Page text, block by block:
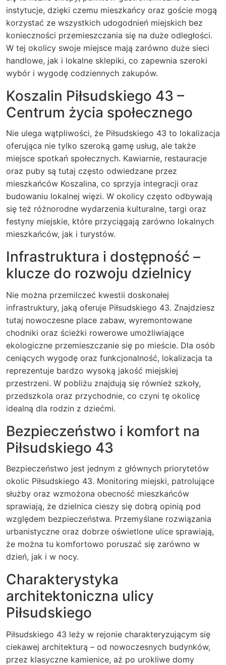
instytucje, dzięki czemu mieszkańcy oraz goście mogą
korzystać ze wszystkich udogodnień miejskich bez
konieczności przemieszczania się na duże odległości.
W tej okolicy swoje miejsce mają zarówno duże sieci
handlowe, jak i lokalne sklepiki, co zapewnia szeroki
wybór i wygodę codziennych zakupów.
Koszalin Piłsudskiego 43 –
Centrum życia społecznego
Nie ulega wątpliwości, że Piłsudskiego 43 to lokalizacja
oferująca nie tylko szeroką gamę usług, ale także
miejsce spotkań społecznych. Kawiarnie, restauracje
oraz puby są tutaj często odwiedzane przez
mieszkańców Koszalina, co sprzyja integracji oraz
budowaniu lokalnej więzi. W okolicy często odbywają
się też różnorodne wydarzenia kulturalne, targi oraz
festyny miejskie, które przyciągają zarówno lokalnych
mieszkańców, jak i turystów.
Infrastruktura i dostępność –
klucze do rozwoju dzielnicy
Nie można przemilczeć kwestii doskonałej
infrastruktury, jaką oferuje Piłsudskiego 43. Znajdziesz
tutaj nowoczesne place zabaw, wyremontowane
chodniki oraz ścieżki rowerowe umożliwiające
ekologiczne przemieszczanie się po mieście. Dla osób
ceniących wygodę oraz funkcjonalność, lokalizacja ta
reprezentuje bardzo wysoką jakość miejskiej
przestrzeni. W pobliżu znajdują się również szkoły,
przedszkola oraz przychodnie, co czyni tę okolicę
idealną dla rodzin z dziećmi.
Bezpieczeństwo i komfort na
Piłsudskiego 43
Bezpieczeństwo jest jednym z głównych priorytetów
okolic Piłsudskiego 43. Monitoring miejski, patrolujące
służby oraz wzmożona obecność mieszkańców
sprawiają, że dzielnica cieszy się dobrą opinią pod
względem bezpieczeństwa. Przemyślane rozwiązania
urbanistyczne oraz dobrze oświetlone ulice sprawiają,
że można tu komfortowo poruszać się zarówno w
dzień, jak i w nocy.
Charakterystyka
architektoniczna ulicy
Piłsudskiego
Piłsudskiego 43 leży w rejonie charakteryzującym się
ciekawej architekturą – od nowoczesnych budynków,
przez klasyczne kamienice, aż po urokliwe domy